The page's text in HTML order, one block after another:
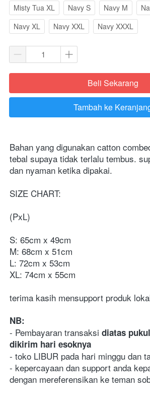
Misty Tua XL
Navy S Navy M
Navy XL
Navy XXL Navy XXXL
`Beli Sekarang
`
Tambah ke
Bahan yang digunakan catton
tebal supaya tidak terlalu tembus.
dan nyaman ketika dipakai.
SIZE CHART:
(PxL)
S: 65cm x 49cm
M: 68cm x 51cm
L: 72cm x 53cm
XL: 74cm x 55cm
terima kasih mensupport produk
NB:
- Pembayaran transaksi diatas
dikirim hari esoknya
- toko LIBUR pada hari minggu dan
- kepercayaan dan support anda
dengan mereferensikan ke teman